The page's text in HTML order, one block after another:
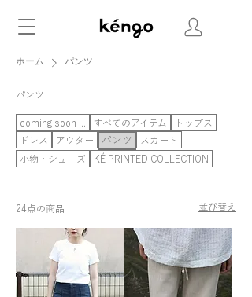
ホーム パンツ
パンツ
coming soon ... すべてのアイテム
トップス
ドレス
アウター パンツ
スカート
小物・シューズ
KÉ PRINTED COLLECTION
24点の商品 並び替え